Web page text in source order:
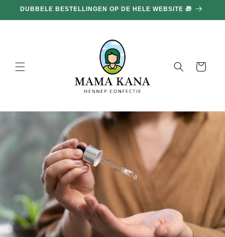
doorgaan
naar
DUBBELE BESTELLINGEN OP DE HELE WEBSITE 🎁
Mand